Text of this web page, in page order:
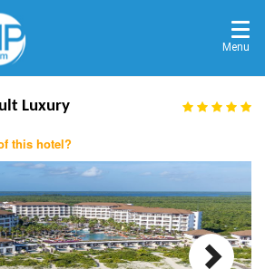
Menu
Luxury
this hotel?